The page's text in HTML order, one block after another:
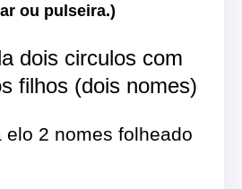
ou pulseira.)
dois circulos com
filhos (dois nomes)
elo 2 nomes folheado